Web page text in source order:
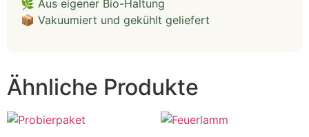
🌿 Aus eigener Bio-Haltung
📦 Vakuumiert und gekühlt geliefert
Ähnliche Produkte